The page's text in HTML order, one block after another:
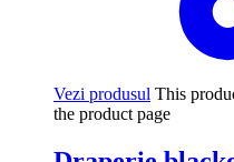
Vezi produsul This
the product page